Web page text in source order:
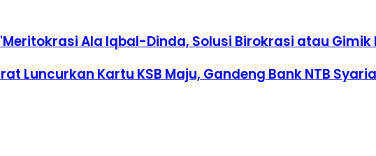
Ala Iqbal-Dinda, Solusi Birokrasi atau Gimik
Luncurkan Kartu KSB Maju, Gandeng Bank NTB